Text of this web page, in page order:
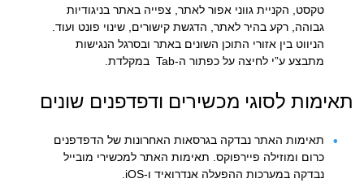
טקסט, הקניית גווני אפור לאתר, צפייה באתר בניגודיות
גבוהה, רקע בהיר לאתר, הדגשת קישורים, שינוי פונט ועוד.
הניווט בין אזורי התוכן השונים באתר ובסרגל הנגישות
מתבצע ע”י לחיצה על כפתור ה-Tab במקלדת.
תאימות לסוגי מכשירים ודפדפנים שונים
תאימות האתר נבדקה בגרסאות האחרונות של הדפדפנים
כרום ומוזילה פיירפוקס. תאימות האתר למכשירי מובייל
נבדקה במערכות ההפעלה אנדרואיד ו-iOS.